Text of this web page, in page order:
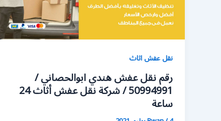
نقل عفش اثاث
رقم نقل عفش هندي ابوالحصاني /
50994991 / شركة نقل عفش أثاث 24
ساعة